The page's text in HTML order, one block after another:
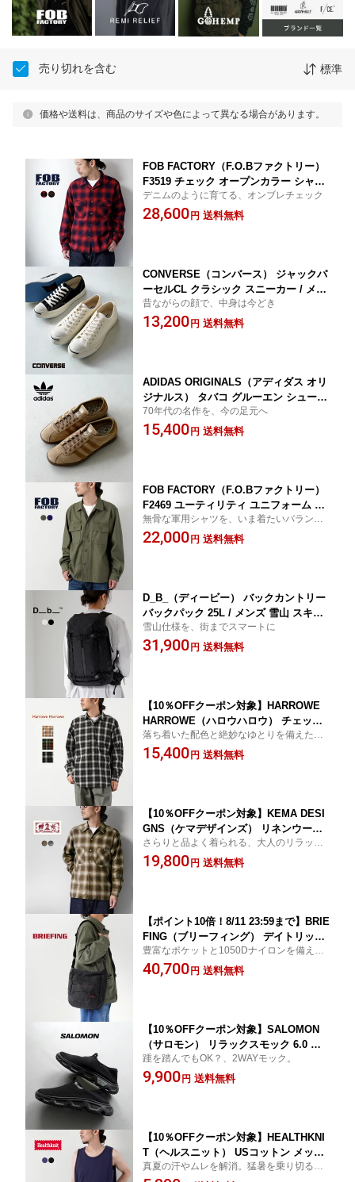
売り切れを含む 標準
価格や送料は、商品のサイズや色によって異なる場合があります。
FOB FACTORY（F.O.Bファクトリー）
F3519 チェック オープンカラー シャツ
日本製 / メンズ オンブレチェックイン
ディゴ染め 貝ボタン
デニムのように育てる、オンブレチェック
28,600 円 送料無料
CONVERSE（コンバース） ジャックパ
ーセルCL クラシック スニーカー / メン
ズ キャンバス ローカット
昔ながらの顔で、中身は今どき
13,200 円 送料無料
ADIDAS ORIGINALS（アディダス オリ
ジナルス） タバコ グルーエン シューズ
/ メンズ ローカット スエード
70年代の名作を、今の足元へ
15,400 円 送料無料
FOB FACTORY（F.O.Bファクトリー）
F2469 ユーティリティ ユニフォーム シ
ャツ 日本製 / メンズ バットダイ バック
サテン 米軍 ミリタリーシャツ
無骨な軍用シャツを、いま着たいバランス
に
22,000 円 送料無料
D_B_（ディービー） バックカントリー
バックパック 25L / メンズ 雪山 スキー
スノーボード
雪山仕様を、街までスマートに
31,900 円 送料無料
【10％OFFクーポン対象】HARROWE
HARROWE（ハロウハロウ） チェック
レギュラーカラーシャツ 日本製 / 長袖
メンズ
落ち着いた配色と絶妙なゆとりを備えた、
大人のチェックシャツ。
15,400 円 送料無料
【10％OFFクーポン対象】KEMA DESI
GNS（ケマデザインズ） リネンウール
アムンゼン オンブレー オープンカラー
シャツ 日本製 / 長袖 メンズ
さらりと品よく着られる、大人のリラック
スシャツ。
19,800 円 送料無料
【ポイント10倍！8/11 23:59まで】BRIE
FING（ブリーフィング） デイトリッパ
ー ショルダーバッグ A4 B5 / メンズ ミ
リタリー
豊富なポケットと1050Dナイロンを備え
た、米国製ショルダー。
40,700 円 送料無料
【10％OFFクーポン対象】SALOMON
（サロモン） リラックスモック 6.0 リ
カバリー シューズ / メンズ スリッポン
モックシューズ アウトドア
踵を踏んでもOK？、2WAYモック。
9,900 円 送料無料
【10％OFFクーポン対象】HEALTHKNI
T（ヘルスニット） USコットン メッシ
ュ タンクトップ / メンズ ノースリーブ
真夏の汗やムレを解消。猛暑を乗り切るメ
ッシュタンク